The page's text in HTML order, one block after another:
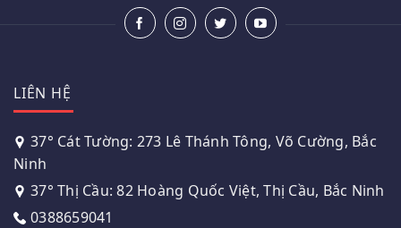
LIÊN HỆ
37° Cát Tường: 273 Lê Thánh Tông, Võ Cường, Bắc
Ninh
37° Thị Cầu: 82 Hoàng Quốc Việt, Thị Cầu, Bắc Ninh
0388659041